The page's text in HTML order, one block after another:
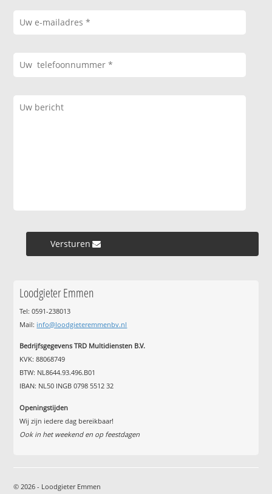
Versturen »
Loodgieter Emmen
Tel: 0591-238013
Mail: info@loodgieteremmenbv.nl
Bedrijfsgegevens TRD Multidiensten B.V.
KVK: 88068749
BTW: NL8644.93.496.B01
IBAN: NL50 INGB 0798 5512 32
Openingstijden
Wij zijn iedere dag bereikbaar!
Ook in het weekend en op feestdagen
© 2026 - Loodgieter Emmen